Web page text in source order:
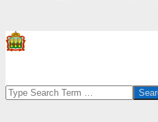
Search